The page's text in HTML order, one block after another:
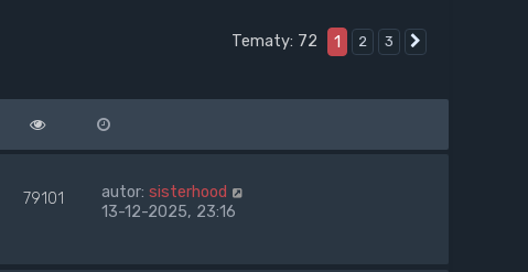
Tematy: 72 1 2 3
79101 autor: sisterhood
13-12-2025, 23:16